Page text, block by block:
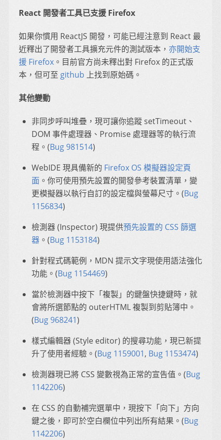
React 開發者工具已支援 Firefox
如果你慣用 ReactJS 開發，可能已經注意到 React 最
近釋出了開發者工具擴充元件的測試版本， 亦開始支
援 Firefox 。目前官方尚未釋出對 Firefox 的正式版
本，但可至 github 上找到原始碼。
其他變動
非同步呼叫堆疊，現可讓你追蹤 setTimeout、
DOM 事件處理器、Promise 處理器等的執行流
程。(Bug 981514)
WebIDE 現具備新的 Firefox OS 模擬器設定頁
面。你可使用預先設置的開發參考裝置清單，變
更模擬器以執行自訂的設定檔與螢幕尺寸。(Bug
1156834)
檢測器 (Inspector) 現提供預先設置的 CSS 篩選
器。(Bug 1153184)
針對程式碼範例，MDN 提示文字現使用語法強化
功能。(Bug 1154469)
當於檢測器中按下「複製」的鍵盤快捷鍵時，就
會將所選節點的 outerHTML 複製到剪貼簿中。
(Bug 968241)
樣式編輯器 (Style editor) 的搜尋功能，現已新提
升了使用者經驗。(Bug 1159001, Bug 1153474)
檢測器現已將 CSS 變數視為正常的宣告值。(Bug
1142206)
在 CSS 的自動補完選單中，現按下「向下」方向
鍵之後，即可於空白欄位中列出所有結果。(Bug
1142206)